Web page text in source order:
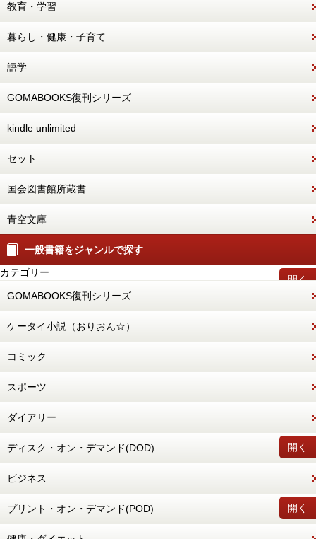
教育・学習
暮らし・健康・子育て
語学
GOMABOOKS復刊シリーズ
kindle unlimited
セット
国会図書館所蔵書
青空文庫
一般書籍をジャンルで探す
開く
カテゴリー
GOMABOOKS復刊シリーズ
ケータイ小説（おりおん☆）
コミック
スポーツ
ダイアリー
開く
ディスク・オン・デマンド(DOD)
ビジネス
開く
プリント・オン・デマンド(POD)